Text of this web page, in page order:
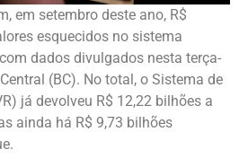
em setembro deste ano, R$
esquecidos no sistema
dados divulgados nesta terça-
(BC). No total, o Sistema de
já devolveu R$ 12,22 bilhões a
ainda há R$ 9,73 bilhões